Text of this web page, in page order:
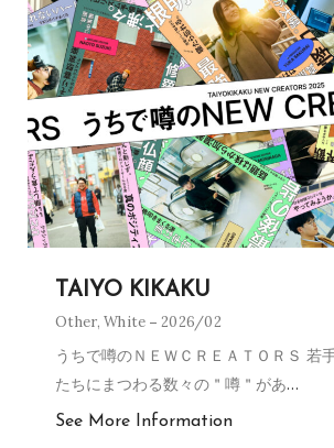
TAIYO KIKAKU
Other,White 2026/02
うちで噂のＮＥＷＣＲＥＡＴＯＲＳ 若
たちにまつわる数々の＂噂＂があ…
See More Information